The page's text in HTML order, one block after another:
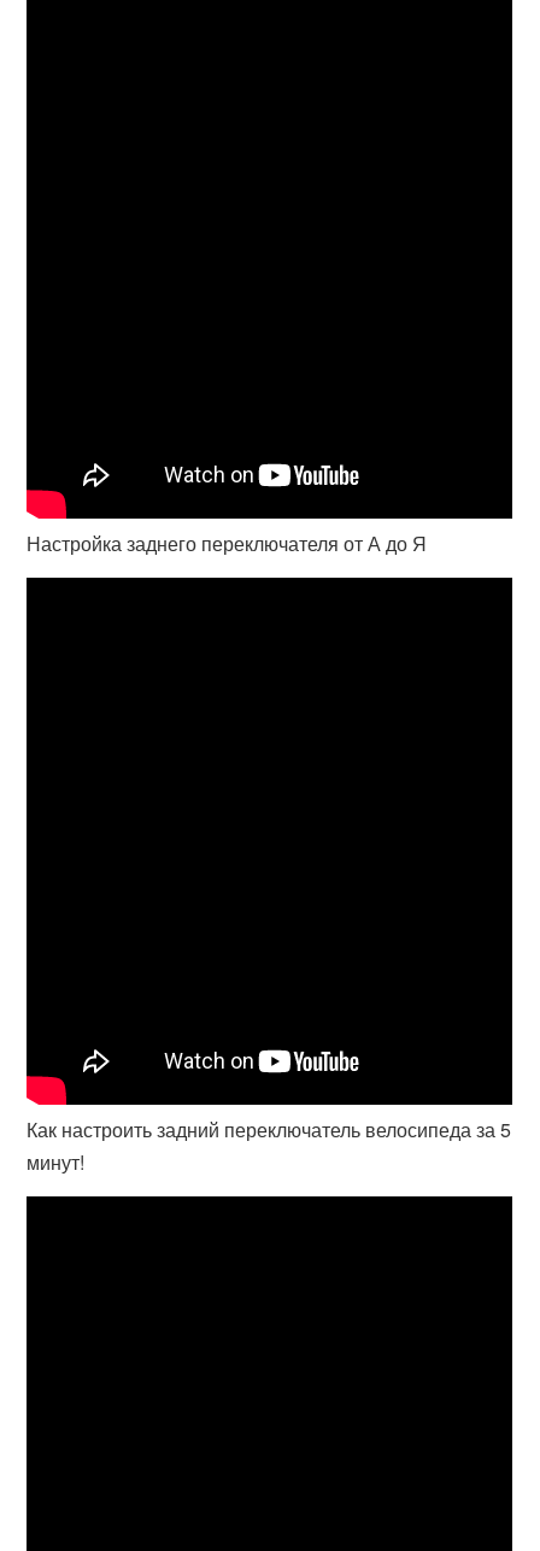
Настройка заднего переключателя от А до Я
Как настроить задний переключатель велосипеда за 5
минут!